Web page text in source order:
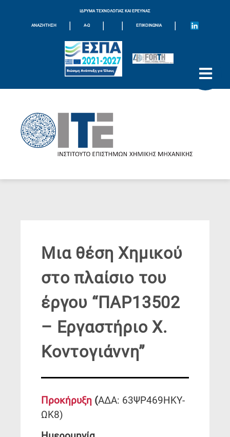
ΙΔΡΥΜΑ ΤΕΧΝΟΛΟΓΙΑΣ ΚΑΙ ΕΡΕΥΝΑΣ
ΑΝΑΖΗΤΗΣΗ | Α-Ω | | ΕΠΙΚΟΙΝΩΝΊΑ |
Μια θέση Χημικού
στο πλαίσιο του
έργου “ΠΑΡ13502
– Εργαστήριο Χ.
Κοντογιάννη”
Προκήρυξη (ΑΔΑ: 63ΨΡ469ΗΚΥ-
ΩΚ8)